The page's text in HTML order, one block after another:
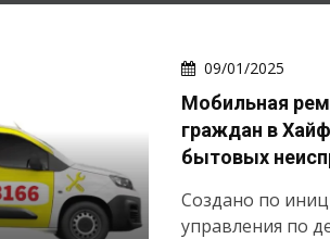
09/01/2025
Мобильная
граждан в
бытовых
Создано по
управления по